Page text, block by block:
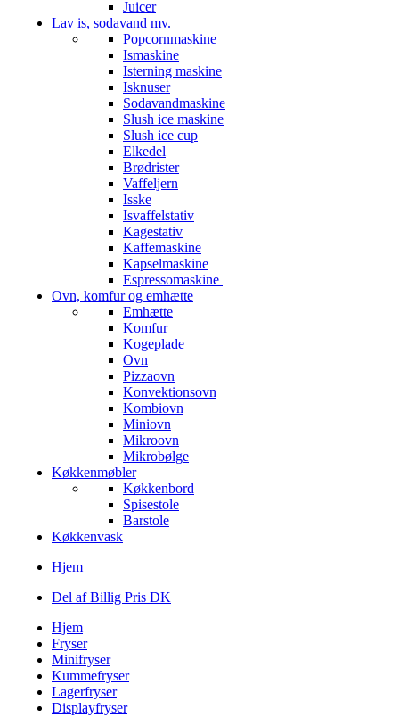
Juicer
Lav is, sodavand mv.
Popcornmaskine
Ismaskine
Isterning maskine
Isknuser
Sodavandmaskine
Slush ice maskine
Slush ice cup
Elkedel
Brødrister
Vaffeljern
Isske
Isvaffelstativ
Kagestativ
Kaffemaskine
Kapselmaskine
Espressomaskine
Ovn, komfur og emhætte
Emhætte
Komfur
Kogeplade
Ovn
Pizzaovn
Konvektionsovn
Kombiovn
Miniovn
Mikroovn
Mikrobølge
Køkkenmøbler
Køkkenbord
Spisestole
Barstole
Køkkenvask
Hjem
Del af Billig Pris DK
Hjem
Fryser
Minifryser
Kummefryser
Lagerfryser
Displayfryser